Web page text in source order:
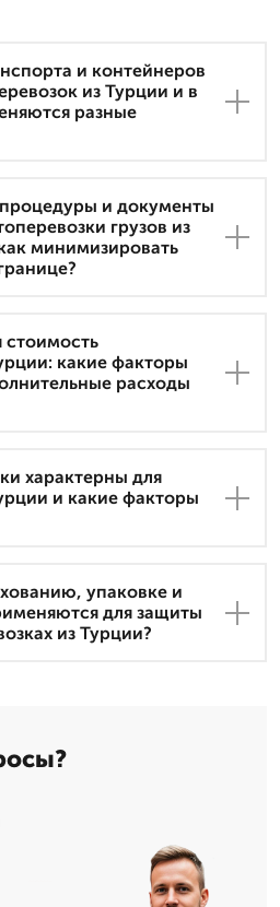
и контейнеров
из Турции и в
разные
и документы
грузов из
минимизировать
стоимость
какие факторы
расходы
характерны для
и какие факторы
упаковке и
для защиты
из Турции?